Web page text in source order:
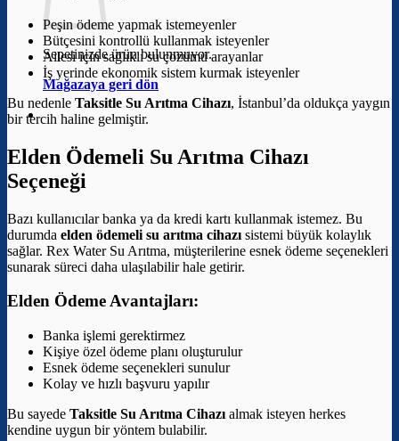
Sepetinizde ürün bulunmuyor.
Mağazaya geri dön
Peşin ödeme yapmak istemeyenler
Bütçesini kontrollü kullanmak isteyenler
Ailesi için sağlıklı su çözümü arayanlar
İş yerinde ekonomik sistem kurmak isteyenler
Bu nedenle Taksitle Su Arıtma Cihazı, İstanbul’da oldukça yaygın
bir tercih haline gelmiştir.
Elden Ödemeli Su Arıtma Cihazı
Seçeneği
Bazı kullanıcılar banka ya da kredi kartı kullanmak istemez. Bu
durumda elden ödemeli su arıtma cihazı sistemi büyük kolaylık
sağlar. Rex Water Su Arıtma, müşterilerine esnek ödeme seçenekleri
sunarak süreci daha ulaşılabilir hale getirir.
Elden Ödeme Avantajları:
Banka işlemi gerektirmez
Kişiye özel ödeme planı oluşturulur
Esnek ödeme seçenekleri sunulur
Kolay ve hızlı başvuru yapılır
Bu sayede Taksitle Su Arıtma Cihazı almak isteyen herkes
kendine uygun bir yöntem bulabilir.